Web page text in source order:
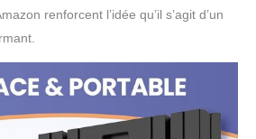
renforcent l’idée qu’il s’agit d’un